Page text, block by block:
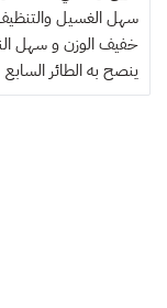
سهل الغسيل
خفيف الوزن و سهل
ينصح بهالطائر السابع